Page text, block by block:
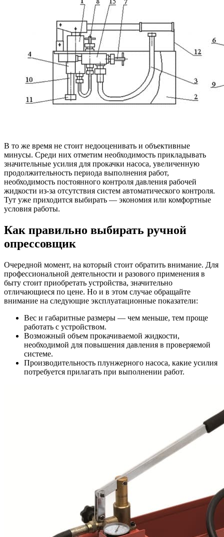
В то же время не стоит недооценивать и объективные
минусы. Среди них отметим необходимость прикладывать
значительные усилия для прокачки насоса, увеличенную
продолжительность периода выполнения работ,
необходимость постоянного контроля давления рабочей
жидкости из-за отсутствия систем автоматического контроля.
Тут уже приходится выбирать — экономия или комфортные
условия работы.
Как правильно выбирать ручной
опрессовщик
Очередной момент, на который стоит обратить внимание. Для
профессиональной деятельности и разового применения в
быту стоит приобретать устройства, значительно
отличающиеся по цене. Но и в этом случае обращайте
внимание на следующие эксплуатационные показатели:
Вес и габаритные размеры — чем меньше, тем проще
работать с устройством.
Возможный объем прокачиваемой жидкости,
необходимой для повышения давления в проверяемой
системе.
Производительность плунжерного насоса, какие усилия
потребуется прилагать при выполнении работ.